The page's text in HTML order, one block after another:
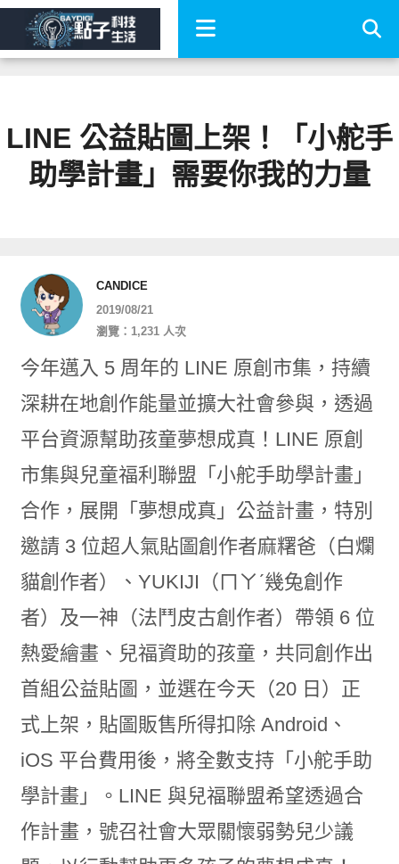
LINE 公益貼圖上架！「小舵手
助學計畫」需要你我的力量
CANDICE
2019/08/21
瀏覽：1,231 人次
今年邁入 5 周年的 LINE 原創市集，持續
深耕在地創作能量並擴大社會參與，透過
平台資源幫助孩童夢想成真！LINE 原創
市集與兒童福利聯盟「小舵手助學計畫」
合作，展開「夢想成真」公益計畫，特別
邀請 3 位超人氣貼圖創作者麻糬爸（白爛
貓創作者）、YUKIJI（ㄇㄚˊ幾兔創作
者）及一神（法鬥皮古創作者）帶領 6 位
熱愛繪畫、兒福資助的孩童，共同創作出
首組公益貼圖，並選在今天（20 日）正
式上架，貼圖販售所得扣除 Android、
iOS 平台費用後，將全數支持「小舵手助
學計畫」。LINE 與兒福聯盟希望透過合
作計畫，號召社會大眾關懷弱勢兒少議